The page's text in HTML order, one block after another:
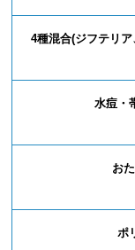
4種混合(ジフテリ
水痘・
お
ポ